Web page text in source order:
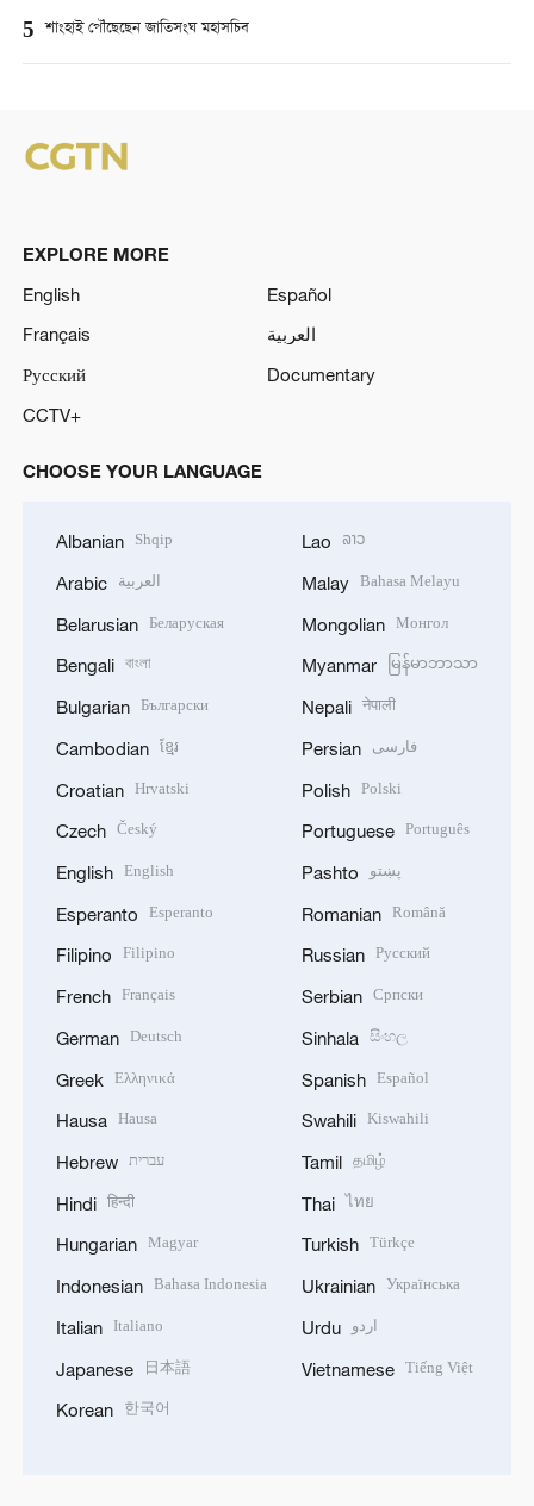
5 শাংহাই পৌঁছেছেন জাতিসংঘ মহাসচিব
EXPLORE MORE
English
Español
Français
العربية
Русский
Documentary
CCTV+
CHOOSE YOUR LANGUAGE
Albanian Shqip
Arabic العربية
Belarusian Беларуская
Bengali বাংলা
Bulgarian Български
Cambodian ខ្មែរ
Croatian Hrvatski
Czech Český
English English
Esperanto Esperanto
Filipino Filipino
French Français
German Deutsch
Greek Ελληνικά
Hausa Hausa
Hebrew עברית
Hindi हिन्दी
Hungarian Magyar
Indonesian Bahasa Indonesia
Italian Italiano
Japanese 日本語
Korean 한국어
Lao ລາວ
Malay Bahasa Melayu
Mongolian Монгол
Myanmar မြန်မာဘာသာ
Nepali नेपाली
Persian فارسی
Polish Polski
Portuguese Português
Pashto پښتو
Romanian Română
Russian Русский
Serbian Српски
Sinhala සිංහල
Spanish Español
Swahili Kiswahili
Tamil தமிழ்
Thai ไทย
Turkish Türkçe
Ukrainian Українська
Urdu اردو
Vietnamese Tiếng Việt